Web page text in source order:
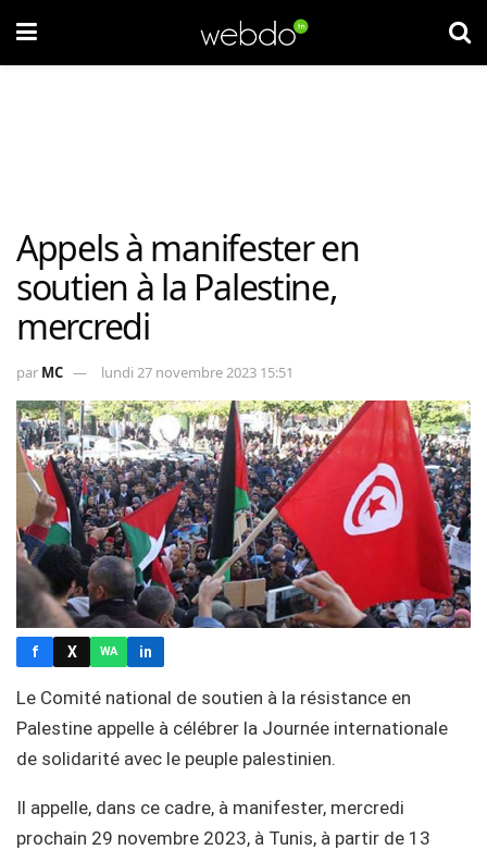
Appels à manifester en
soutien à la Palestine,
mercredi
par MC lundi 27 novembre 2023 15:51
f X WA in
Le Comité national de soutien à la résistance en
Palestine appelle à célébrer la Journée internationale
de solidarité avec le peuple palestinien.
Il appelle, dans ce cadre, à manifester, mercredi
prochain 29 novembre 2023, à Tunis, à partir de 13